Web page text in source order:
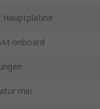
Hauptplatine
onboard
min.